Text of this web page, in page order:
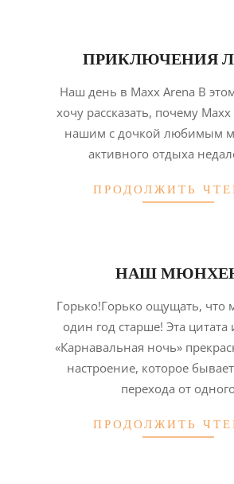
ПРИКЛЮЧЕНИЯ
02-
02
Наш день в Maxx Arena В
хочу рассказать, почему Maxx
нашим с дочкой любимым
активного отдыха
ПРОДОЛЖИТЬ
НАШ
02-
Горько!Горько ощущать, что
один год старше! Эта
«Карнавальная ночь»
настроение, которое
перехода от
ПРОДОЛЖИТЬ